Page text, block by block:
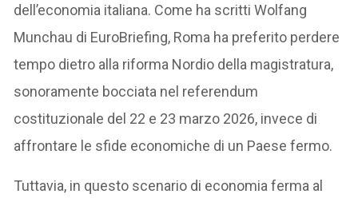
dell’economia italiana. Come ha scritti Wolfang
Munchau di EuroBriefing, Roma ha preferito perdere
tempo dietro alla riforma Nordio della magistratura,
sonoramente bocciata nel referendum
costituzionale del 22 e 23 marzo 2026, invece di
affrontare le sfide economiche di un Paese fermo.
Tuttavia, in questo scenario di economia ferma al